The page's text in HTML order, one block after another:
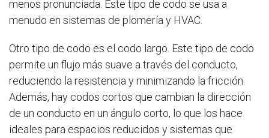
menos pronunciada. Este tipo de codo se usa a
menudo en sistemas de plomería y HVAC.
Otro tipo de codo es el codo largo. Este tipo de codo
permite un flujo más suave a través del conducto,
reduciendo la resistencia y minimizando la fricción.
Además, hay codos cortos que cambian la dirección
de un conducto en un ángulo corto, lo que los hace
ideales para espacios reducidos y sistemas que